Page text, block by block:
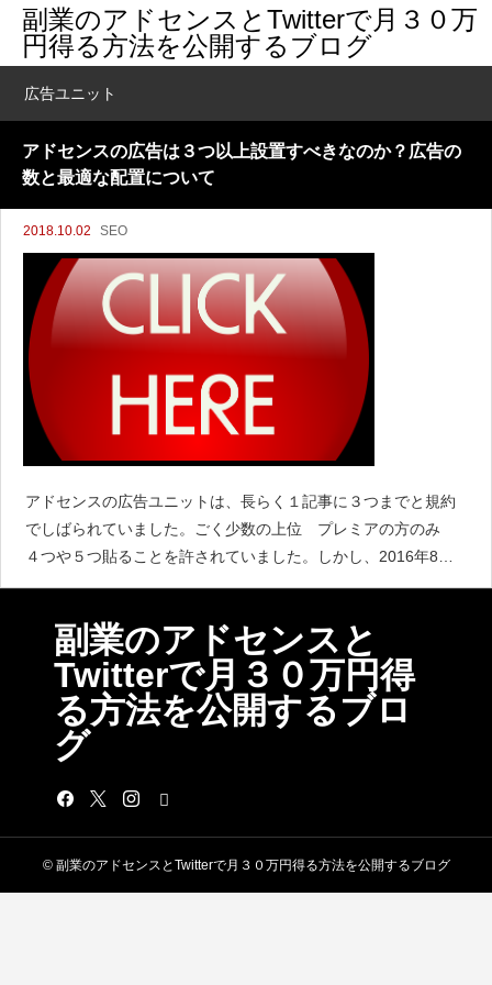
副業のアドセンスとTwitterで月３０万
円得る方法を公開するブログ
広告ユニット
アドセンスの広告は３つ以上設置すべきなのか？広告の
数と最適な配置について
2018.10.02 SEO
アドセンスの広告ユニットは、長らく１記事に３つまでと規約
でしばられていました。ごく少数の上位 プレミアの方のみ
４つや５つ貼ることを許されていました。しかし、2016年8月
にアドセンスの規約変更により、数の制限が撤廃では貼れば貼
副業のアドセンスと
Twitterで月３０万円得
る方法を公開するブロ
グ
© 副業のアドセンスとTwitterで月３０万円得る方法を公開するブログ